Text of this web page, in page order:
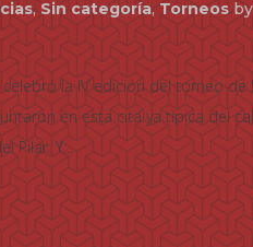
,Sin categoría,Torneos
la IV edición del torneo
en esta cita ya típica del
Pilar. Y...